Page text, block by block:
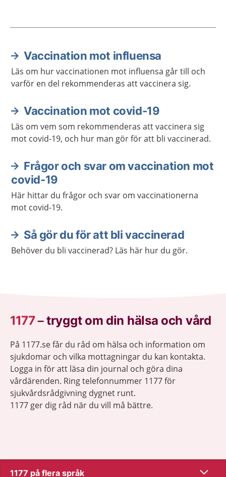
Aktuella artiklar
Vaccination mot influensa
Läs om hur vaccinationen mot influensa går till och
varför en del rekommenderas att vaccinera sig.
Vaccination mot covid-19
Läs om vem som rekommenderas att vaccinera sig
mot covid-19, och hur man gör för att bli vaccinerad.
Frågor och svar om vaccination mot
covid-19
Här hittar du frågor och svar om vaccinationerna
mot covid-19.
Så gör du för att bli vaccinerad
Behöver du bli vaccinerad? Läs här hur du gör.
1177–tryggt om din hälsa och vård
På 1177.se får du råd om hälsa och information om
sjukdomar och vilka mottagningar du kan kontakta.
Logga in för att läsa din journal och göra dina
vårdärenden. Ring telefonnummer 1177 för
sjukvårdsrådgivning dygnet runt.
1177 ger dig råd när du vill må bättre.
1177 på flera språk Visa